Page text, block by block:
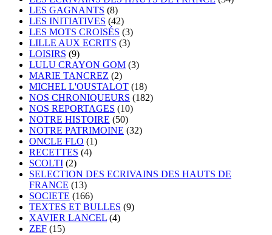
LES GAGNANTS (8)
LES INITIATIVES (42)
LES MOTS CROISÉS (3)
LILLE AUX ECRITS (3)
LOISIRS (9)
LULU CRAYON GOM (3)
MARIE TANCREZ (2)
MICHEL L'OUSTALOT (18)
NOS CHRONIQUEURS (182)
NOS REPORTAGES (10)
NOTRE HISTOIRE (50)
NOTRE PATRIMOINE (32)
ONCLE FLO (1)
RECETTES (4)
SCOLTI (2)
SELECTION DES ECRIVAINS DES HAUTS DE
FRANCE (13)
SOCIETE (166)
TEXTES ET BULLES (9)
XAVIER LANCEL (4)
ZEF (15)